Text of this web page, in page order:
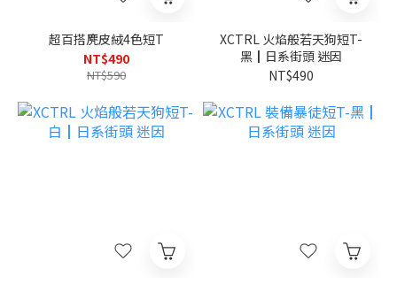
超百搭麂皮絨4色短T
NT$490
NT$590
XCTRL 火焰般若天狗短T-
黑┃日系街頭 迷因
NT$490